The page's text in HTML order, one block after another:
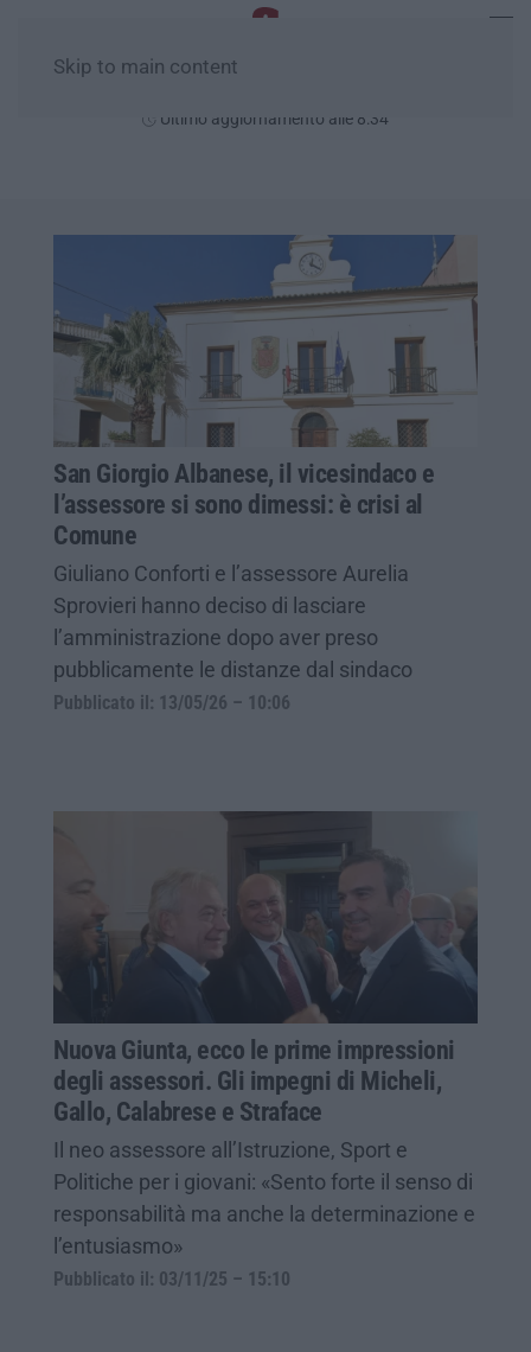
Skip to main content
Ultimo aggiornamento alle 8:34
San Giorgio Albanese, il vicesindaco e
l’assessore si sono dimessi: è crisi al
Comune
Giuliano Conforti e l’assessore Aurelia
Sprovieri hanno deciso di lasciare
l’amministrazione dopo aver preso
pubblicamente le distanze dal sindaco
Pubblicato il: 13/05/26 – 10:06
Nuova Giunta, ecco le prime impressioni
degli assessori. Gli impegni di Micheli,
Gallo, Calabrese e Straface
Il neo assessore all’Istruzione, Sport e
Politiche per i giovani: «Sento forte il senso di
responsabilità ma anche la determinazione e
l’entusiasmo»
Pubblicato il: 03/11/25 – 15:10